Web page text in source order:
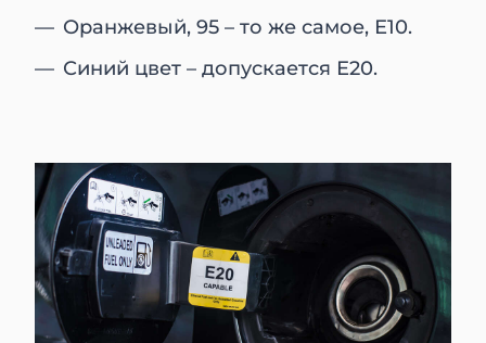
Оранжевый, 95 – то же самое, Е10.
Синий цвет – допускается Е20.